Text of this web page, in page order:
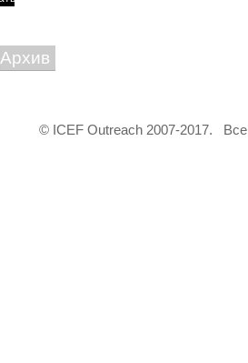
Архив
© ICEF Outreach 2007-2017.